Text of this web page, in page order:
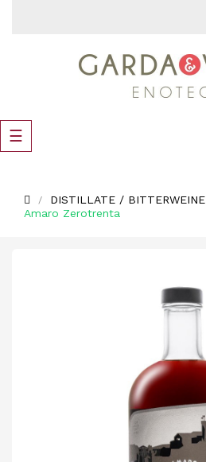
Umschalten
der
☰
DISTILLATE / BITTERWEINE
Amaro Zerotrenta